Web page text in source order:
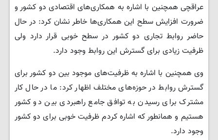
عراقچی همچنین با اشاره به همکاری‌های اقتصادی دو کشور و
ضرورت افزایش سطح این همکاری‌ها خاطر نشان کرد: در حال
حاضر روابط تجاری دو کشور در سطح خوبی قرار دارد ولی
ظرفیت زیادی برای گسترش این روابط وجود دارد.
وی همچنین با اشاره به ظرفیت‌های موجود بین دو کشور برای
گسترش روابط در حوزه‌های مختلف اظهار کرد: ما در حال کار
مشترک برای رسیدن به توافق جامع راهبردی بین دو کشور
هستیم و همانطور که اشاره کردم ظرفیت خوبی برای دو کشور
وجود دارد.